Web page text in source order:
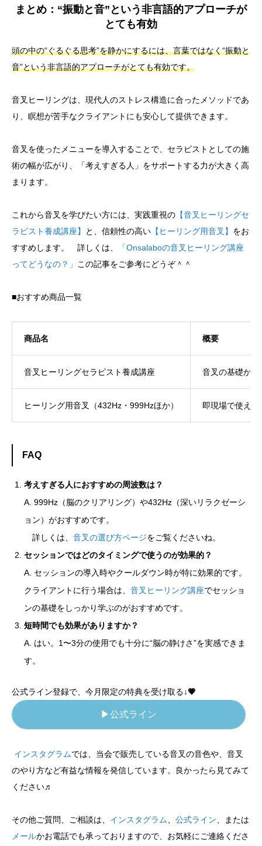
まとめ：“振動と音”という非言語的アプローチが
とても有効
頭の中の“ぐるぐる思考”を静かにするには、言葉ではなく“振動と
音”という非言語的アプローチがとても有効です。
音叉ヒーリングは、現代人のストレス構造に合ったメソッドであ
り、瞑想が苦手なクライアントにも安心して提供できます。
音叉を使ったメニューを導入することで、セラピストとしての施
術の幅が広がり、「考えすぎる人」をサポートする力が大きく高
まります。
これから音叉を学びたい方には、実践重視の 【音叉ヒーリングセ
ラピスト養成講座】
と、信頼性の高い 【ヒーリング用音叉】 をお
すすめします。 詳しくは、
「Onsalaboの音叉ヒーリング講座
ってどうなの？」
この記事をご参考にどうぞ＾＾
■おすすめ商品一覧
商品名 概要
音叉ヒーリングセラピスト養成講座 音叉の基礎か
ヒーリング用音叉（432Hz・999Hzほか） 即現場で使え
FAQ
考えすぎる人におすすめの周波数は？
A. 999Hz（脳のクリアリング）や432Hz（深いリラクゼーシ
ョン）がおすすめです。
詳しくは、 音叉の選び方ページをご覧くださいね。
セッションではどのタイミングで使うのが効果的？
A. セッションの導入時やクールダウン時が特に効果的です。
クライアントに行う場合は、 音叉ヒーリング講座でセッショ
ンの基礎をしっかり学ぶのがおすすめです。
短時間でも効果がありますか？
A. はい。1〜3分の使用でも十分に“脳の静けさ”を実感できま
す。
公式ライン登録で、今月限定の特典を受け取る↓💗
▶公式ライン
インスタグラムでは、当会で販売している音叉の音色や、音叉
のやり方など有益な情報を発信しています。良かったら見てみて
ください♬
その他ご質問、ご相談は、 インスタグラム 公式ライン 、または
メールかお電話でも承っておりますので、お気軽にご連絡くださ